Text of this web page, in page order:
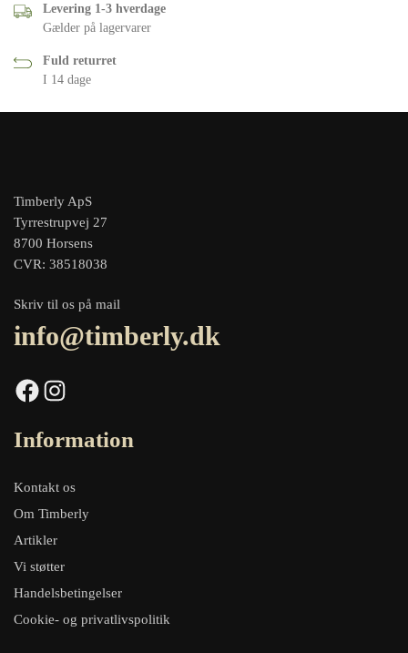
Levering 1-3 hverdage
Gælder på lagervarer
Fuld returret
I 14 dage
Timberly ApS
Tyrrestrupvej 27
8700 Horsens
CVR: 38518038
Skriv til os på mail
info@timberly.dk
Facebook Instagram
Information
Kontakt os
Om Timberly
Artikler
Vi støtter
Handelsbetingelser
Cookie- og privatlivspolitik